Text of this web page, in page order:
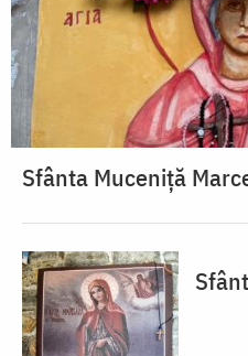
Sfânta Muceniță